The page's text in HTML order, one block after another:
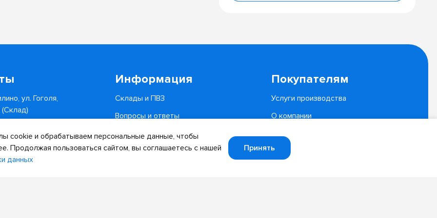
ул. Гоголя,
(Склад)
Информация
Склады и ПВЗ
Вопросы и ответы
Доставка и оплата
Покупателям
Услуги производства
О компании
cookie и обрабатываем персональные данные, чтобы
Продолжая пользоваться сайтом, вы соглашаетесь с нашей
данных
Принять